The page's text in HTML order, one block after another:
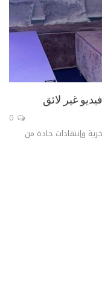
غير لائق
وإنتقادات حادة من